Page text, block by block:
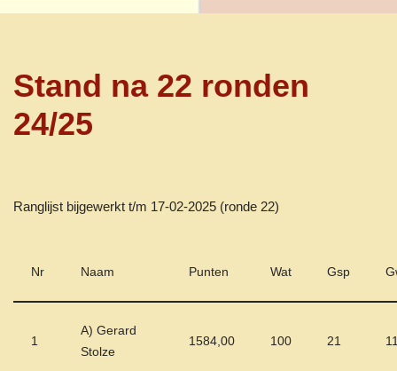
Stand na 22 ronden
24/25
Ranglijst bijgewerkt t/m 17-02-2025 (ronde 22)
Nr Naam Punten Wat Gsp
1
A) Gerard
Stolze
1584,00 100 21